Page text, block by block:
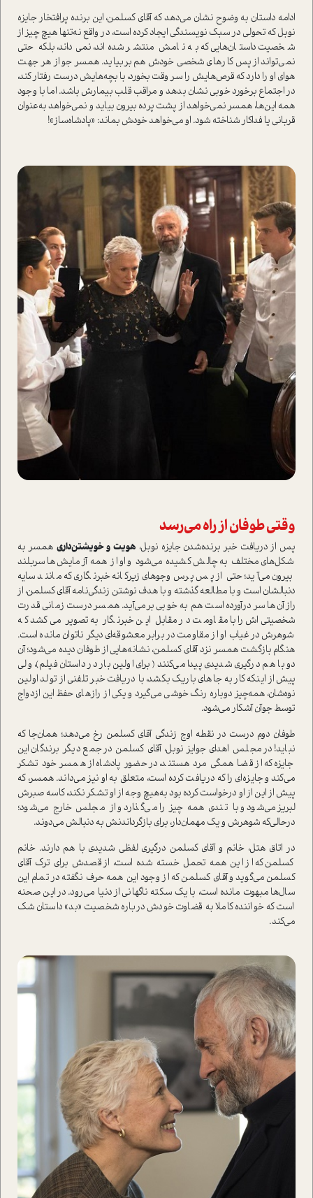
ادامه داستان به وضوح نشان می‌دهد که آقای کسلمن، این برنده پرافتخار جایزه
نوبل که تحولی در سبک نویسندگی ایجاد کرده است، در واقع نه‌تنها هیچ چیز از
شخصیت داستان‌هایی که به نامش منتشر شده‌اند، نمی‌داند، بلکه حتی
نمی‌تواند از پس کارهای شخصی خودش هم بربیاید. همسر جو از هر جهت
هوای او را دارد که قرص‌هایش را سر وقت بخورد، با بچه‌هایش درست رفتار کند،
در اجتماع برخورد خوبی نشان بدهد و مراقب قلب بیمارش باشد. اما با وجود
همه این‌ها، همسر نمی‌خواهد از پشت پرده بیرون بیاید و نمی‌خواهد به‌عنوان
قربانی یا فداکار شناخته شود. او می‌خواهد خودش بماند: «پادشاه‌ساز»!
وقتی طوفان از راه می‌رسد
پس از دریافت خبر برنده‌شدن جایزه نوبل، هویت و خویشتن‌داری همسر به
شکل‌های مختلف به چالش کشیده می‌شود و او از همه آزمایش‌ها سربلند
بیرون می‌آید؛ حتی از پس پرس‌و‌جوهای زیرکانه خبرنگاری که مانند سایه
دنبالشان است و با مطالعه گذشته و با هدف نوشتن زندگی‌نامه آقای کسلمن، از
راز آن‌ها سر درآورده است هم به خوبی برمی‌آید. همسر درست زمانی قدرت
شخصیتی‌اش را با مقاومت در مقابل این خبرنگار به تصویر می‌کشد که
شوهرش در غیاب او از مقاومت در برابر معشوقه‌ای دیگر ناتوان مانده است.
هنگام بازگشت همسر نزد آقای کسلمن، نشانه‌هایی از طوفان دیده می‌شود؛ آن
دو با هم درگیری شدیدی پیدا می‌کنند (برای اولین بار در داستان فیلم)، ولی
پیش از اینکه کار به جاهای باریک بکشد، با دریافت خبر تلفنی از تولد اولین
نوه‌شان، همه‌چیز دوباره رنگ خوشی می‌گیرد و یکی از رازهای حفظ این ازدواج
توسط جوآن آشکار می‌شود.
طوفان دوم درست در نقطه اوج زندگی آقای کسلمن رخ می‌دهد؛ همان‌جا که
نباید! در مجلس اهدای جوایز نوبل، آقای کسلمن در جمع دیگر برندگان این
جایزه که از قضا همگی مرد هستند، در حضور پادشاه از همسر خود تشکر
می‌کند و جایزه‌ای را که دریافت کرده است، متعلق به او نیز می‌داند. همسر، که
پیش از این از او درخواست کرده بود به‌هیچ وجه از او تشکر نکند، کاسه صبرش
لبریز می‌شود و با تندی همه چیز را می‌گذارد و از مجلس خارج می‌شود؛
درحالی‌که شوهرش و یک مهمان‌دار، برای بازگرداندنش به دنبالش می‌دوند.
در اتاق هتل، خانم و آقای کسلمن درگیری لفظی شدیدی با هم دارند. خانم
کسلمن که از این همه تحمل خسته شده است، از قصدش برای ترک آقای
کسلمن می‌گوید و آقای کسلمن که از وجود این همه حرف نگفته در تمام این
سال‌ها مبهوت مانده است، با یک سکته ناگهانی از دنیا می‌رود. در این صحنه
است که خواننده کاملا به قضاوت خودش درباره شخصیت «بد» داستان شک
می‌کند.